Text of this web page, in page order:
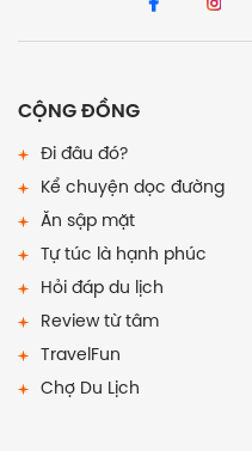
CỘNG ĐỒNG
Đi đâu đó?
Kể chuyện dọc đường
Ăn sập mặt
Tự túc là hạnh phúc
Hỏi đáp du lịch
Review từ tâm
TravelFun
Chợ Du Lịch